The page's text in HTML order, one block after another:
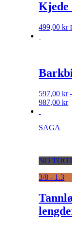
Kjede
499,00kr
597,00kr
987,00 kr
SAGA
NO
3/8 - 1.3